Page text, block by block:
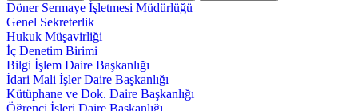
Döner Sermaye İşletmesi Müdürlüğü
Genel Sekreterlik
Hukuk Müşavirliği
İç Denetim Birimi
Bilgi İşlem Daire Başkanlığı
İdari Mali İşler Daire Başkanlığı
Kütüphane ve Dok. Daire Başkanlığı